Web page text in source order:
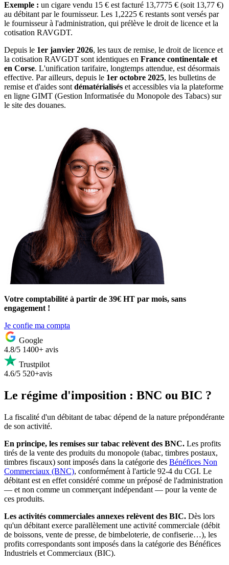
Exemple : un cigare vendu 15 € est facturé 13,7775 € (soit 13,77 €)
au débitant par le fournisseur. Les 1,2225 € restants sont versés par
le fournisseur à l'administration, qui prélève le droit de licence et la
cotisation RAVGDT.
Depuis le 1er janvier 2026, les taux de remise, le droit de licence et
la cotisation RAVGDT sont identiques en France continentale et
en Corse. L'unification tarifaire, longtemps attendue, est désormais
effective. Par ailleurs, depuis le 1er octobre 2025, les bulletins de
remise et d'aides sont dématérialisés et accessibles via la plateforme
en ligne GIMT (Gestion Informatisée du Monopole des Tabacs) sur
le site des douanes.
Votre comptabilité à partir de 39€ HT par mois, sans
engagement !
Je confie ma compta
Google
4.8/5 1400+ avis
Trustpilot
4.6/5 520+avis
Le régime d'imposition : BNC ou BIC ?
La fiscalité d'un débitant de tabac dépend de la nature prépondérante
de son activité.
En principe, les remises sur tabac relèvent des BNC. Les profits
tirés de la vente des produits du monopole (tabac, timbres postaux,
timbres fiscaux) sont imposés dans la catégorie des Bénéfices Non
Commerciaux (BNC), conformément à l'article 92-4 du CGI. Le
débitant est en effet considéré comme un préposé de l'administration
— et non comme un commerçant indépendant — pour la vente de
ces produits.
Les activités commerciales annexes relèvent des BIC. Dès lors
qu'un débitant exerce parallèlement une activité commerciale (débit
de boissons, vente de presse, de bimbeloterie, de confiserie…), les
profits correspondants sont imposés dans la catégorie des Bénéfices
Industriels et Commerciaux (BIC).